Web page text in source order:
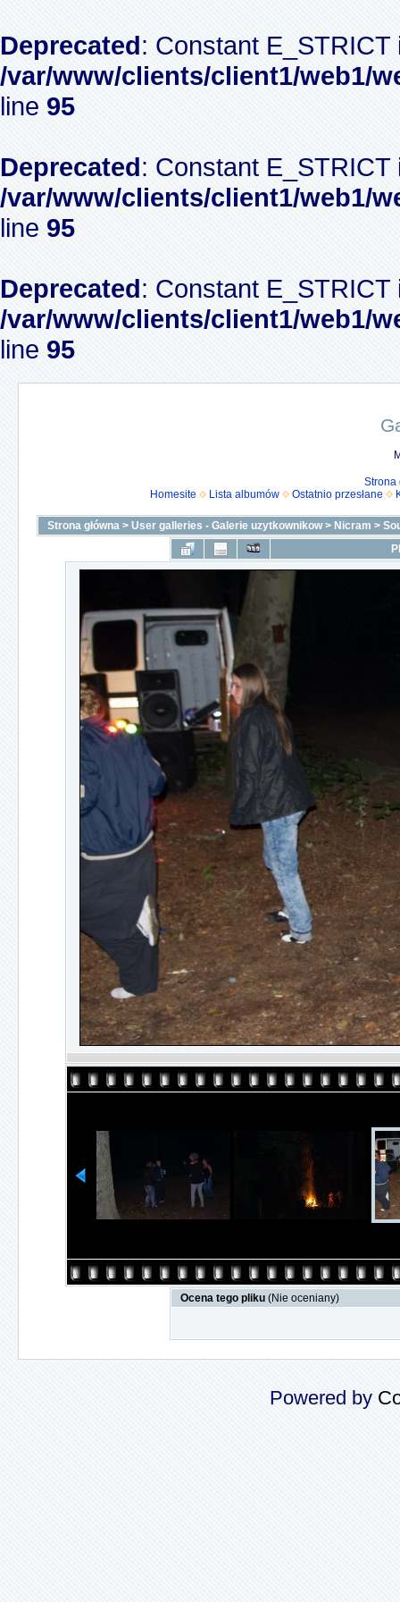
Deprecated: Constant
/var/www/clients/client1/web1/
line 95
Deprecated: Constant
/var/www/clients/client1/web1/
line 95
Deprecated: Constant
/var/www/clients/client1/web1/
line 95
Strona
Homesite
Lista albumów Ostatnio przesłane
Strona główna > User galleries - Galerie uzytkownikow> Nicram >
Ocena tego pliku (Nie oceniany)
Powered by